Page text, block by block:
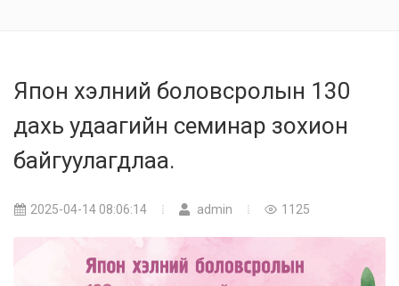
Япон хэлний боловсролын 130
дахь удаагийн семинар зохион
байгуулагдлаа.
2025-04-14 08:06:14 admin 1125